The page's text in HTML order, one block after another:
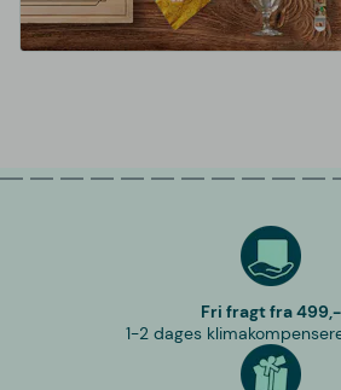
Fri fragt fra 499,-
1-2 dages